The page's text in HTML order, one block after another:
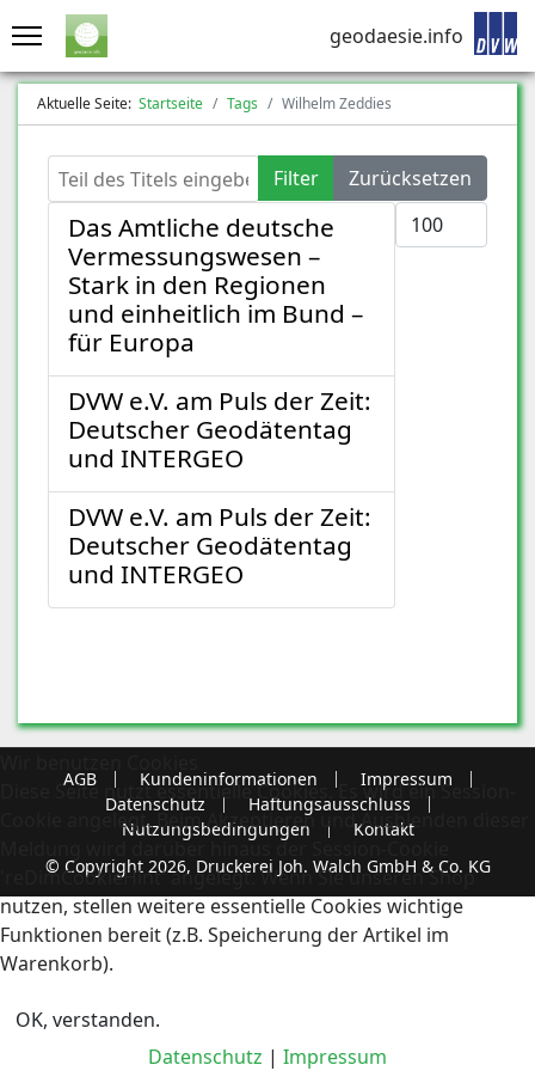
geodaesie.info
Aktuelle Seite: Startseite Tags Wilhelm Zeddies
Teil des Titels eingeben Filter
Zurücksetzen
Anzeige #
Das Amtliche deutsche
Vermessungswesen –
Stark in den Regionen
und einheitlich im Bund –
für Europa
DVW e.V. am Puls der Zeit:
Deutscher Geodätentag
und INTERGEO
DVW e.V. am Puls der Zeit:
Deutscher Geodätentag
und INTERGEO
AGB Kundeninformationen
Impressum
Datenschutz
Haftungsausschluss
Nutzungsbedingungen
Kontakt
© Copyright 2026, Druckerei Joh. Walch GmbH & Co. KG
Diese Seite nutzt essentielle Cookies. Es wird ein Session-
Cookie angelegt. Beim Akzeptieren und Ausblenden dieser
Meldung wird darüber hinaus der Session-Cookie
'reDimCookieHint' angelegt. Wenn Sie unseren Shop
nutzen, stellen weitere essentielle Cookies wichtige
Funktionen bereit (z.B. Speicherung der Artikel im
Warenkorb).
OK, verstanden.
Datenschutz | Impressum